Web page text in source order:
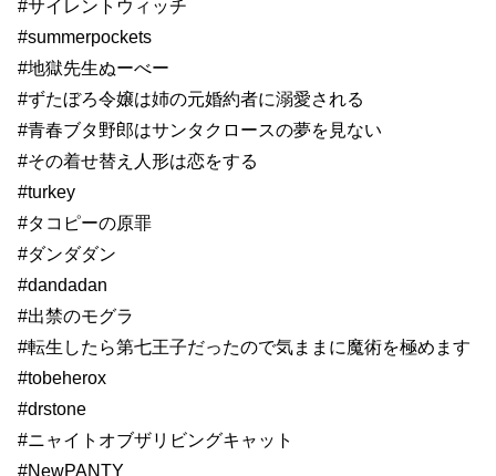
#サイレントウィッチ
#summerpockets
#地獄先生ぬーべー
#ずたぼろ令嬢は姉の元婚約者に溺愛される
#青春ブタ野郎はサンタクロースの夢を見ない
#その着せ替え人形は恋をする
#turkey
#タコピーの原罪
#ダンダダン
#dandadan
#出禁のモグラ
#転生したら第七王子だったので気ままに魔術を極めます
#tobeherox
#drstone
#ニャイトオブザリビングキャット
#NewPANTY